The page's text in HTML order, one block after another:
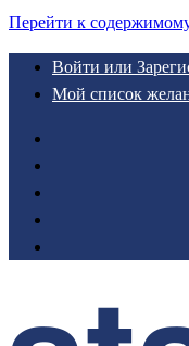
Перейти к
Войти или
Мой список